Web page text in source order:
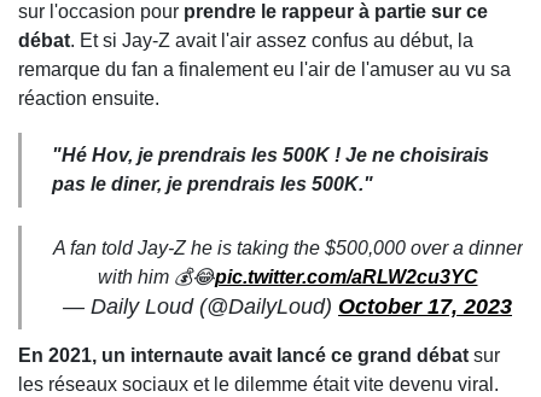
sur l'occasion pour prendre le rappeur à partie sur ce
débat. Et si Jay-Z avait l'air assez confus au début, la
remarque du fan a finalement eu l'air de l'amuser au vu sa
réaction ensuite.
"Hé Hov, je prendrais les 500K ! Je ne choisirais
pas le diner, je prendrais les 500K."
A fan told Jay-Z he is taking the $500,000 over a dinner
with him 💰😂pic.twitter.com/aRLW2cu3YC
— Daily Loud (@DailyLoud) October 17, 2023
En 2021, un internaute avait lancé ce grand débat sur
les réseaux sociaux et le dilemme était vite devenu viral.